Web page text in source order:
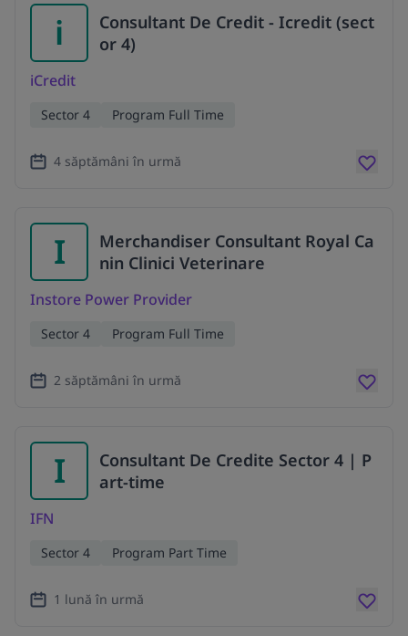
i
Consultant De Credit - Icredit (sect
or 4)
iCredit
Sector 4 Program Full Time
4 săptămâni în urmă
I
Merchandiser Consultant Royal Ca
nin Clinici Veterinare
Instore Power Provider
Sector 4 Program Full Time
2 săptămâni în urmă
I
Consultant De Credite Sector 4 | P
art-time
IFN
Sector 4 Program Part Time
1 lună în urmă